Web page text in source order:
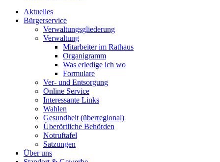
Aktuelles
Bürgerservice
Verwaltungsgliederung
Verwaltung
Mitarbeiter im Rathaus
Organigramm
Was erledige ich wo
Formulare
Ver- und Entsorgung
Online Service
Interessante Links
Wahlen
Gesundheit (überregional)
Überörtliche Behörden
Notruftafel
Satzungen
Über uns